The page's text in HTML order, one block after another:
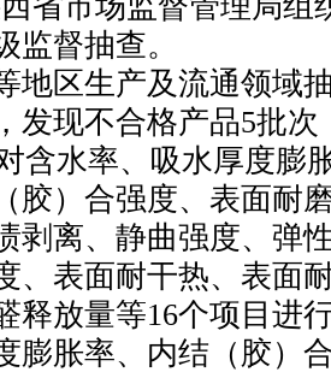
监督抽查。
地区生产及流通领域
发现不合格产品5批
含水率、吸水厚度膨
胶）合强度、表面耐
剥离、静曲强度、弹
、表面耐干热、表面
释放量等16个项目进
膨胀率、内结（胶）